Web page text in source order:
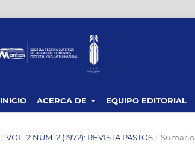
INICIO ACERCA DE EQUIPO EDITORIAL
/ VOL. 2 NÚM. 2 (1972): REVISTA PASTOS / Sumario